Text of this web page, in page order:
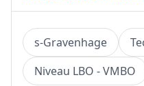
s-Gravenhage
Niveau LBO - VMBO